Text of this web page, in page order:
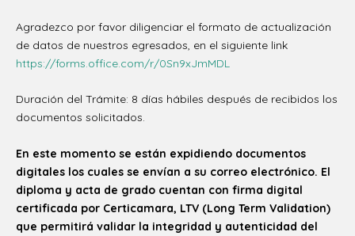
Agradezco por favor diligenciar el formato de actualización
de datos de nuestros egresados, en el siguiente link
https://forms.office.com/r/0Sn9xJmMDL
Duración del Trámite: 8 días hábiles después de recibidos los
documentos solicitados.
En este momento se están expidiendo documentos
digitales los cuales se envían a su correo electrónico. El
diploma y acta de grado cuentan con firma digital
certificada por Certicamara, LTV (Long Term Validation)
que permitirá validar la integridad y autenticidad del